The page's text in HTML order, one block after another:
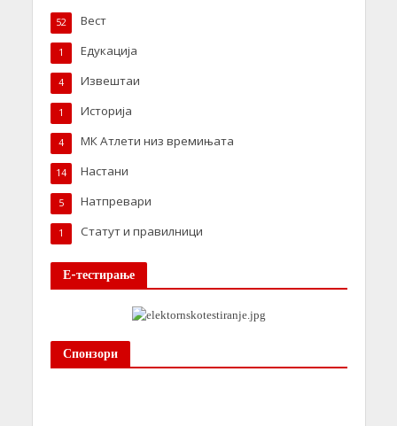
Вест
52
Едукација
1
Извештаи
4
Историја
1
МК Атлети низ времињата
4
Настани
14
Натпревари
5
Статут и правилници
1
Е-тестирање
Спонзори